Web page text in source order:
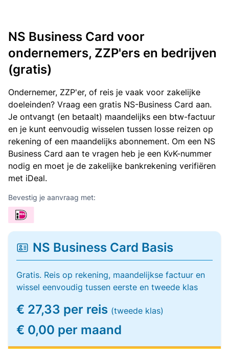
NS Business Card voor
ondernemers, ZZP'ers en bedrijven
(gratis)
Ondernemer, ZZP'er, of reis je vaak voor zakelijke
doeleinden? Vraag een gratis NS-Business Card aan.
Je ontvangt (en betaalt) maandelijks een btw-factuur
en je kunt eenvoudig wisselen tussen losse reizen op
rekening of een maandelijks abonnement. Om een NS
Business Card aan te vragen heb je een KvK-nummer
nodig en moet je de zakelijke bankrekening verifiëren
met iDeal.
Bevestig je aanvraag met:
NS Business Card Basis
Gratis. Reis op rekening, maandelijkse factuur en
wissel eenvoudig tussen eerste en tweede klas
€ 27,33 per reis (tweede klas)
€ 0,00 per maand